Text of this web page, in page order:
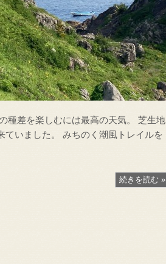
種差を楽しむには最高の天気。 芝生地
いました。 みちのく潮風トレイルを
続きを読む »